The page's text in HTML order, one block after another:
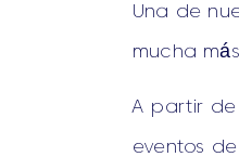
Una de
mucha
A partir de
eventos